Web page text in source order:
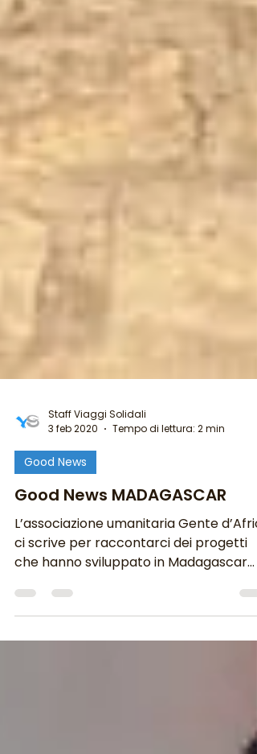
Staff Viaggi Solidali
3 feb 2020
Good News
Good News MADAGASCAR
L’associazione umanitaria Gente
che hanno sviluppato in Madagascar
con il sostegno di...